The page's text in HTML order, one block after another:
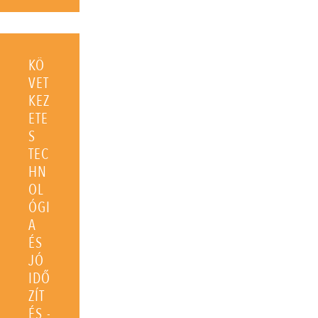
KÖ
VET
KEZ
ETE
S
TEC
HN
OL
ÓGI
A
ÉS
JÓ
IDŐ
ZÍT